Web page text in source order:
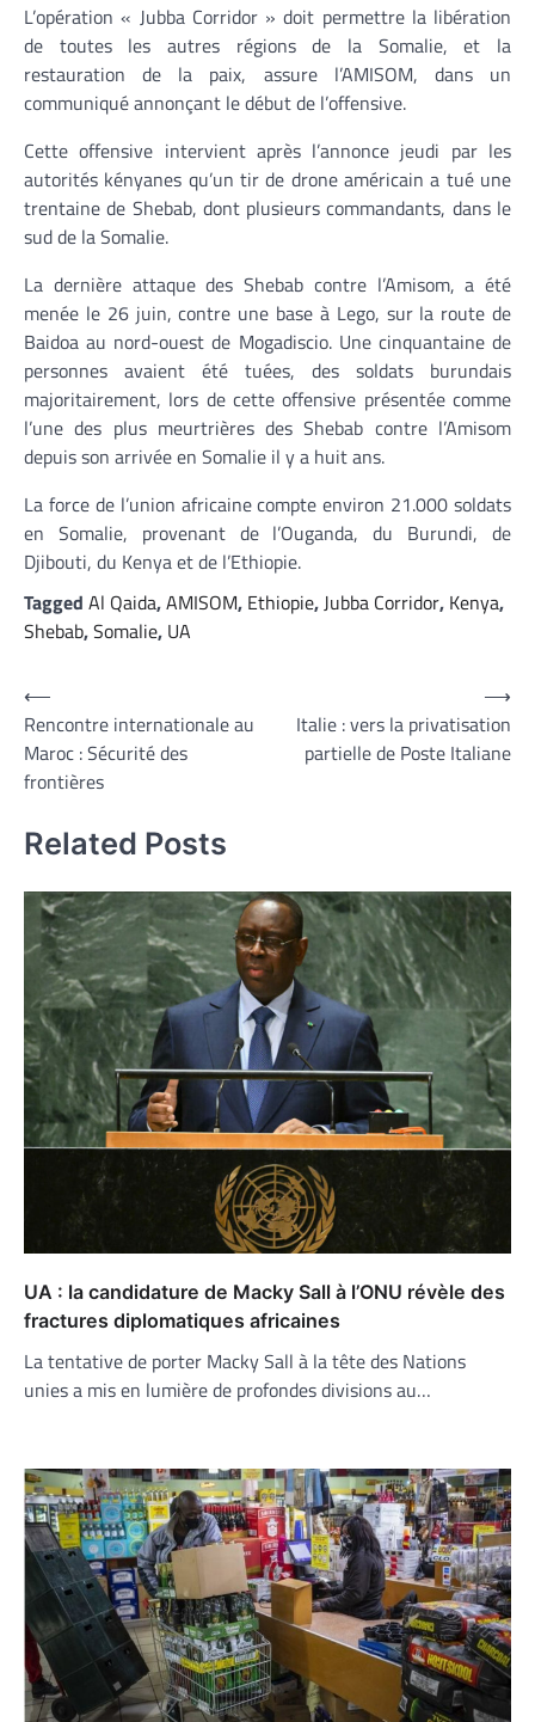
L’opération « Jubba Corridor » doit permettre la libération
de toutes les autres régions de la Somalie, et la
restauration de la paix, assure l’AMISOM, dans un
communiqué annonçant le début de l’offensive.
Cette offensive intervient après l’annonce jeudi par les
autorités kényanes qu’un tir de drone américain a tué une
trentaine de Shebab, dont plusieurs commandants, dans le
sud de la Somalie.
La dernière attaque des Shebab contre l’Amisom, a été
menée le 26 juin, contre une base à Lego, sur la route de
Baidoa au nord-ouest de Mogadiscio. Une cinquantaine de
personnes avaient été tuées, des soldats burundais
majoritairement, lors de cette offensive présentée comme
l’une des plus meurtrières des Shebab contre l’Amisom
depuis son arrivée en Somalie il y a huit ans.
La force de l’union africaine compte environ 21.000 soldats
en Somalie, provenant de l’Ouganda, du Burundi, de
Djibouti, du Kenya et de l’Ethiopie.
Tagged Al Qaida,AMISOM, Ethiopie, Jubba Corridor, Kenya,
Shebab,Somalie, UA
Navigation
de
l’article
⟵
Rencontre internationale au
Maroc : Sécurité des
frontières
Italie : vers la privatisation
partielle de Poste Italiane
⟶
Related Posts
UA : la candidature de Macky Sall à l’ONU révèle des
fractures diplomatiques africaines
La tentative de porter Macky Sall à la tête des Nations
unies a mis en lumière de profondes divisions au…